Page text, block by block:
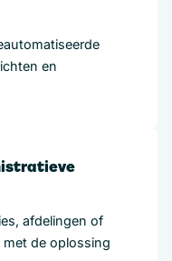
en
afdelingen of
de oplossing